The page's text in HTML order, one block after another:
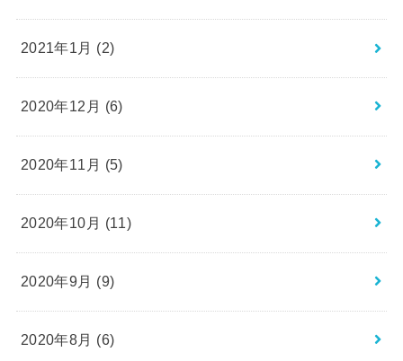
2021年1月 (2)
2020年12月 (6)
2020年11月 (5)
2020年10月 (11)
2020年9月 (9)
2020年8月 (6)